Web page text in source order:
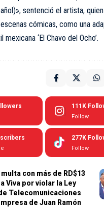
sentenció el artista,
cómicas, como una
‘El Chavo del Ocho’.
111K
Follow
277K
Follow
multa con más de RD$13
Viva por violar la Ley
Telecomunicaciones
de Juan Ramón